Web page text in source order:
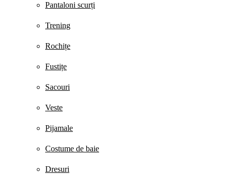
Pantaloni scurți
Trening
Rochițe
Fustițe
Sacouri
Veste
Pijamale
Costume de baie
Dresuri